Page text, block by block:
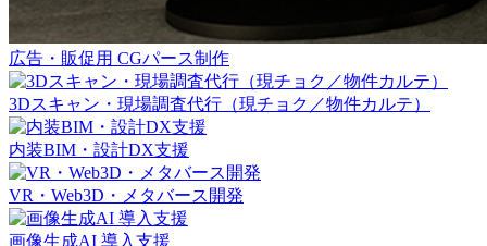
広告・販促用 CGパース制作
3Dスキャン・現場調査代行（現チョク／物件カルテ）
内装BIM・設計DX支援
VR・Web3D・メタバース開発
画像生成AI 導入支援